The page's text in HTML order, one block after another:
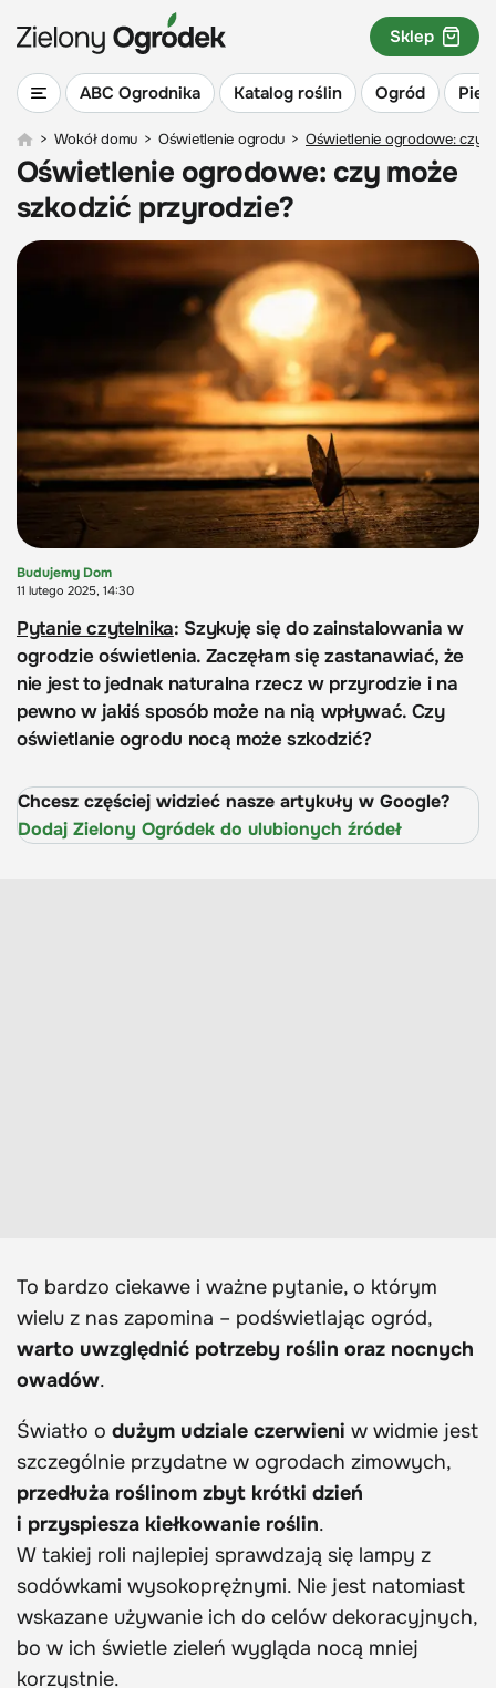
ABC Ogrodnika Katalog roślin Ogród
Sklep
> Wokół domu > Oświetlenie ogrodu > Oświetlenie ogrodowe: czy
Oświetlenie ogrodowe: czy może
szkodzić przyrodzie?
Budujemy Dom
11 lutego 2025, 14:30
Pytanie czytelnika: Szykuję się do zainstalowania w
ogrodzie oświetlenia. Zaczęłam się zastanawiać, że
nie jest to jednak naturalna rzecz w przyrodzie i na
pewno w jakiś sposób może na nią wpływać. Czy
oświetlanie ogrodu nocą może szkodzić?
Chcesz częściej widzieć nasze artykuły w Google?
Dodaj Zielony Ogródek do ulubionych źródeł
To bardzo ciekawe i ważne pytanie, o którym
wielu z nas zapomina – podświetlając ogród,
warto uwzględnić potrzeby roślin oraz nocnych
owadów.
Światło o dużym udziale czerwieni w widmie jest
szczególnie przydatne w ogrodach zimowych,
przedłuża roślinom zbyt krótki dzień
i przyspiesza kiełkowanie roślin.
W takiej roli najlepiej sprawdzają się lampy z
sodówkami wysokoprężnymi. Nie jest natomiast
wskazane używanie ich do celów dekoracyjnych,
bo w ich świetle zieleń wygląda nocą mniej
korzystnie.